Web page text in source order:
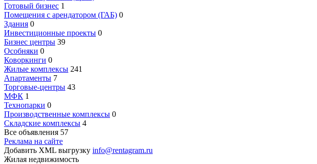
Готовый бизнес 1
Помещения с арендатором (ГАБ) 0
Здания 0
Инвестиционные проекты 0
Бизнес центры 39
Особняки 0
Коворкинги 0
Жилые комплексы 241
Апартаменты 7
Торговые-центры 43
МФК 1
Технопарки 0
Производственные комплексы 0
Складские комплексы 4
Все объявления 57
Реклама на сайте
Добавить XML выгрузку info@rentagram.ru
Жилая недвижимость